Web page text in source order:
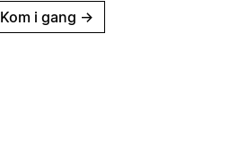
Kom i gang →